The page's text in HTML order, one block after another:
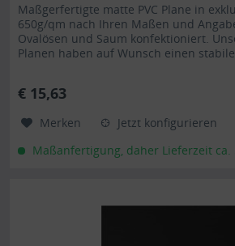
Maßgerfertigte matte PVC Plane in
650g/qm nach Ihren Maßen und
Ovalösen und Saum konfektioniert.
Planen haben auf Wunsch einen
€ 15,63
Merken
Jetzt konfigurieren
Maßanfertigung, daher Lieferzeit ca.